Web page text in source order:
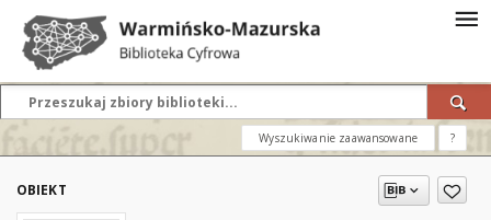
Wyszukiwanie zaawansowane ?
OBIEKT